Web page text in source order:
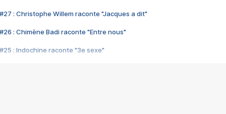
#27 : Christophe Willem raconte "Jacques a dit"
#26 : Chimène Badi raconte "Entre nous"
#25 : Indochine raconte "3e sexe"